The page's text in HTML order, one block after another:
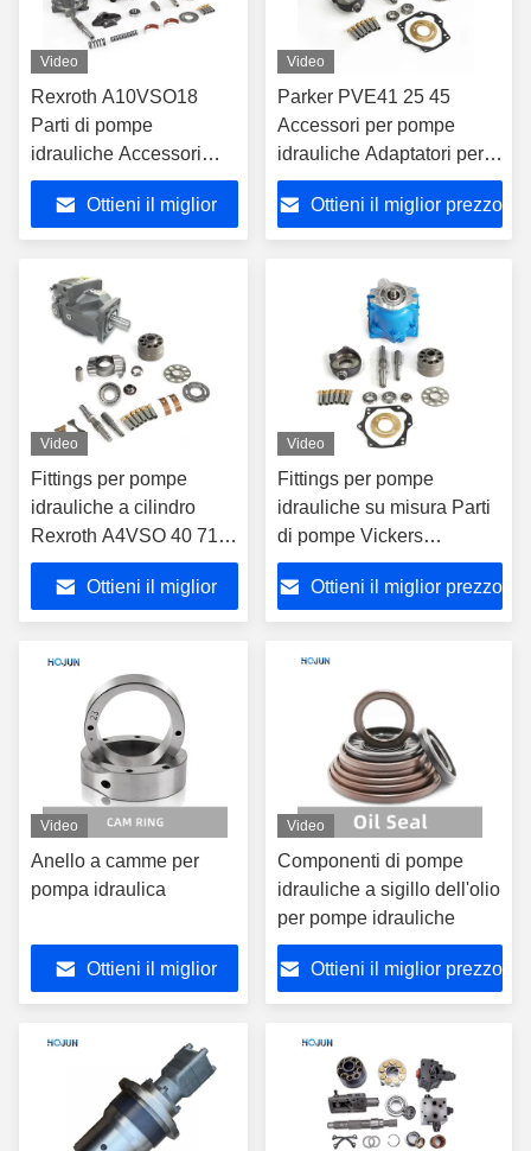
Video
Rexroth A10VSO18
Parti di pompe
idrauliche Accessori
Alta pressione
Ottieni il miglior
Video
Parker PVE41 25 45
Accessori per pompe
idrauliche Adaptatori per
pompe idrauliche
Ottieni il miglior prezzo
Video
Fittings per pompe
idrauliche a cilindro
Rexroth A4VSO 40 71
Parti di pompe a pistoni
Ottieni il miglior
Video
Fittings per pompe
idrauliche su misura Parti
di pompe Vickers
PVQ10.5 13.8 21.1 25.2
32.9Ottieni il miglior prezzo
Video
Anello a camme per
pompa idraulica
Ottieni il miglior
Video
Componenti di pompe
idrauliche a sigillo dell'olio
per pompe idrauliche
Ottieni il miglior prezzo